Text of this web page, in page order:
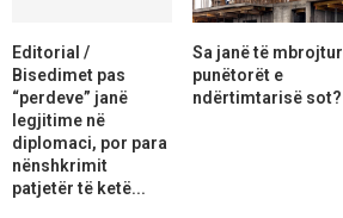
Editorial /
Bisedimet pas
“perdeve” janë
legjitime në
diplomaci, por para
nënshkrimit
patjetër të ketë...
Sa janë të mbrojtur
punëtorët e
ndërtimtarisë sot?